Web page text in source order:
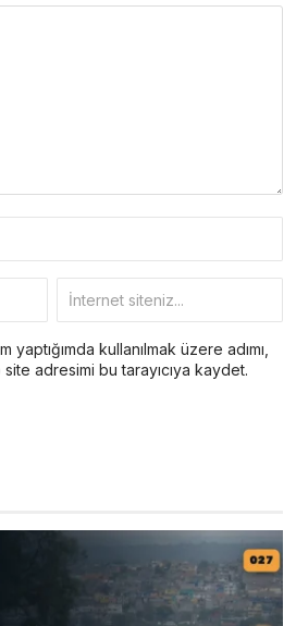
kullanılmak üzere adımı,
adresimi bu tarayıcıya kaydet.